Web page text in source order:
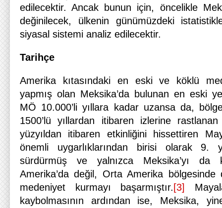
edilecektir. Ancak bunun için, öncelikle
değinilecek, ülkenin günümüzdeki
siyasal sistemi analiz edilecektir.
Tarihçe
Amerika kıtasındaki en eski ve köklü
yapmış olan Meksika’da bulunan en eski
MÖ 10.000’li yıllara kadar uzansa da,
1500’lü yıllardan itibaren izlerine
yüzyıldan itibaren etkinliğini hissettiren
önemli uygarlıklarından birisi olarak 9.
sürdürmüş ve yalnızca Meksika’yı da
Amerika’da değil, Orta Amerika
medeniyet kurmayı başarmıştır. [3]
kaybolmasının ardından ise, Meksika,